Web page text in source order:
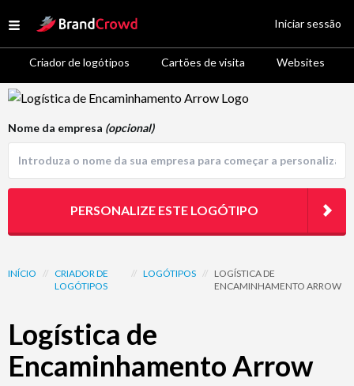
Open menu
Site Logo
Criador de logótipos Cartões de visita Websites
Iniciar sessão
Logo Template Preview
INÍCIO // CRIADOR DE
LOGÓTIPOS
// LOGÓTIPOS //
LOGÍSTICA DE
ENCAMINHAMENTO ARROW
Logística de
Encaminhamento Arrow
Nome da empresa (opcional)
PERSONALIZE ESTE LOGÓTIPO